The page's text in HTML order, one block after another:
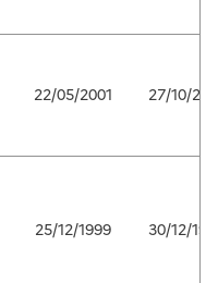
22/05/2001 27/10/
25/12/1999 30/12/